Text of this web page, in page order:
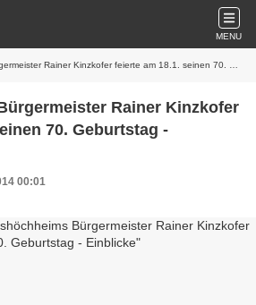
MENU
Rainer Kinzkofer feierte am 18.1. seinen 70. Geburtstag - Einblicke
Rainer Kinzkofer
70. Geburtstag -
00:01